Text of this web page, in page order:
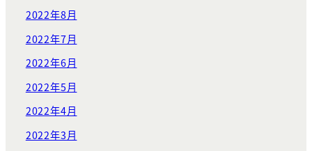
2022年8月
2022年7月
2022年6月
2022年5月
2022年4月
2022年3月